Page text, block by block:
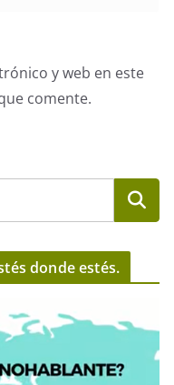
y web en este
comente.
donde estés.